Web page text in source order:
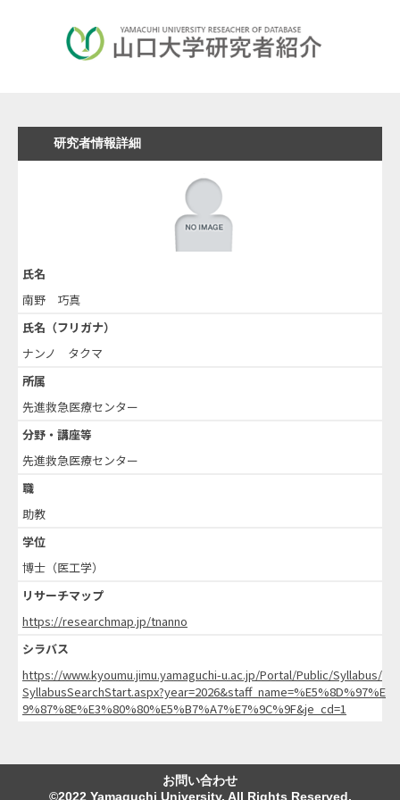
研究者情報詳細
氏名
南野 巧真
氏名（フリガナ）
ナンノ タクマ
所属
先進救急医療センター
分野・講座等
先進救急医療センター
職
助教
学位
博士（医工学）
リサーチマップ
https://researchmap.jp/tnanno
シラバス
https://www.kyoumu.jimu.yamaguchi-u.ac.jp/Portal/Public/Syllabus/
SyllabusSearchStart.aspx?year=2026&staff_name=%E5%8D%97%E
9%87%8E%E3%80%80%E5%B7%A7%E7%9C%9F&je_cd=1
お問い合わせ
©2022 Yamaguchi University. All Rights Reserved.